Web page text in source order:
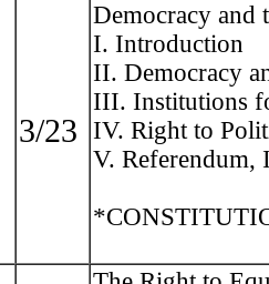
3/23
Democracy and
I. Introduction
II. Democracy
III. Institutions
IV. Right to
V. Referendum,